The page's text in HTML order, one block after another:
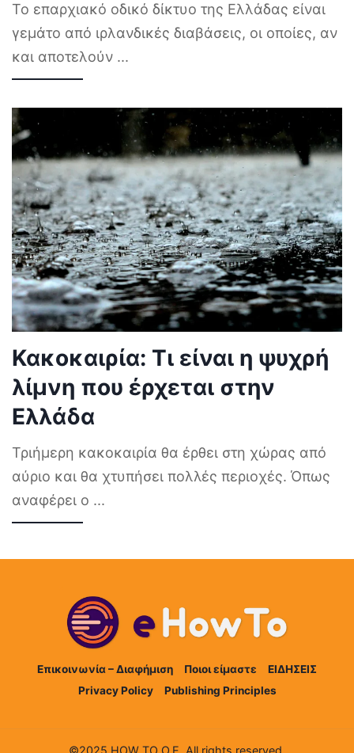
Το επαρχιακό οδικό δίκτυο της Ελλάδας είναι
γεμάτο από ιρλανδικές διαβάσεις, οι οποίες, αν
και αποτελούν ...
Κακοκαιρία: Τι είναι η ψυχρή
λίμνη που έρχεται στην
Ελλάδα
Τριήμερη κακοκαιρία θα έρθει στη χώρας από
αύριο και θα χτυπήσει πολλές περιοχές. Όπως
αναφέρει ο ...
Επικοινωνία – Διαφήμιση Ποιοι είμαστε
ΕΙΔΗΣΕΙΣ
Privacy Policy
Publishing Principles
©2025 HOW TO Ο.Ε. All rights reserved.